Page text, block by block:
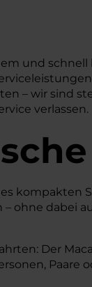
und
– wir sind
verlassen.
kompakten
ohne dabei
Der
Paare